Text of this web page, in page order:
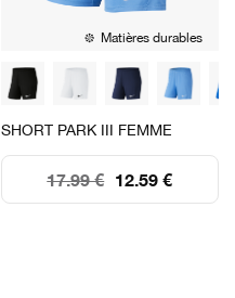
Matières durables
SHORT PARK III FEMME
12.59 €
17.99 €